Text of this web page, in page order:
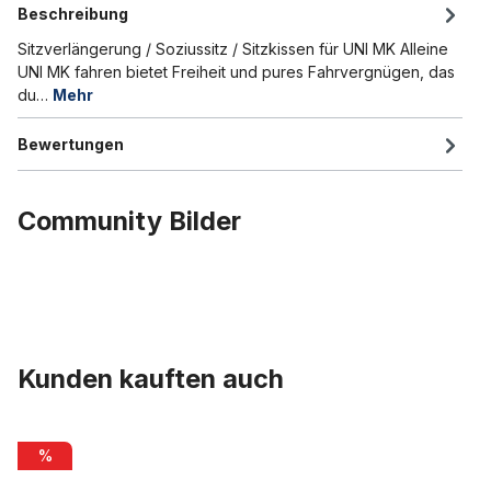
Beschreibung
Sitzverlängerung / Soziussitz / Sitzkissen für UNI MK Alleine
UNI MK fahren bietet Freiheit und pures Fahrvergnügen, das
du… Mehr
Bewertungen
Community Bilder
Kunden kauften auch
Fußrasten schwarz M10 Gewinde für 20x4 E-Bikes vorne / hinten
%